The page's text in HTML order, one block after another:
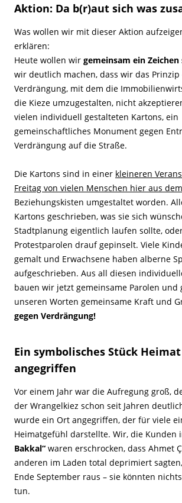
Aktion: Da b(r)aut sich was
Was wollen wir mit dieser Aktion
erklären:
Heute wollen wir gemeinsam ein Zeichen
wir deutlich machen, dass wir das
Verdrängung, mit dem die
die Kieze umzugestalten, nicht
vielen individuell gestalteten Kartons, ein
gemeinschaftliches Monument gegen
Verdrängung auf die Straße.
Die Kartons sind in einer kleineren
Freitag von vielen Menschen hier aus
Beziehungskisten umgestaltet worden.
Kartons geschrieben, was sie sich
Stadtplanung eigentlich laufen sollte,
Protestparolen drauf gepinselt. Viele
gemalt und Erwachsene haben alberne
aufgeschrieben. Aus all diesen
bauen wir jetzt gemeinsame Parolen und
unseren Worten gemeinsame Kraft und
gegen Verdrängung!
Ein symbolisches Stück
angegriffen
Vor einem Jahr war die Aufregung groß,
der Wrangelkiez schon seit Jahren
wurde ein Ort angegriffen, der für viele
Heimatgefühl darstellte. Wir, die Kunden
Bakkal“ waren erschrocken, dass Ahmet
anderen im Laden total deprimiert
Ende September raus – sie könnten
tun.